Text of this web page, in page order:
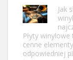
Jak
Płyty
cenne
odpowiedniej